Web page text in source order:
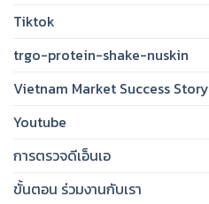
Tiktok
trgo-protein-shake-nuskin
Vietnam Market Success Story
Youtube
การตรวจดีเอ็นเอ
ขั้นตอน ร่วมงานกับเรา